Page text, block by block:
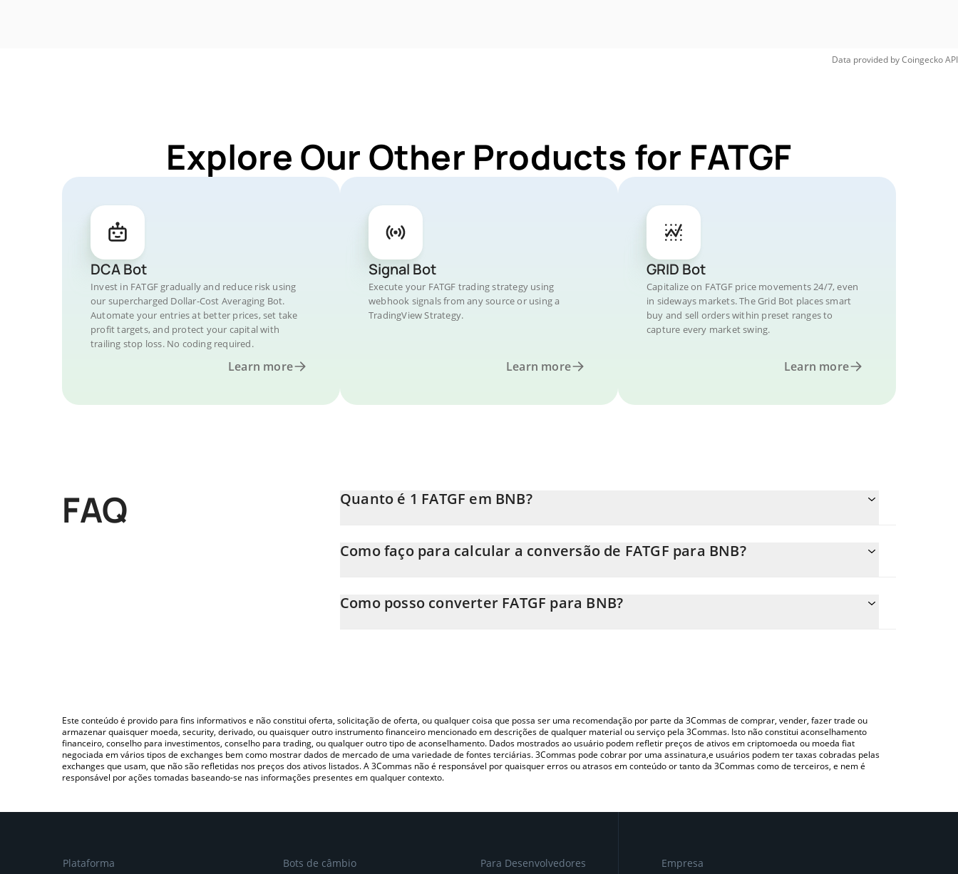
Data provided byCoingeckoAPI
Explore Our Other Products for FATGF
DCA Bot
Invest in FATGF gradually and reduce risk using
our supercharged Dollar-Cost Averaging Bot.
Automate your entries at better prices, set take
profit targets, and protect your capital with
trailing stop loss. No coding required.
Learn more
Signal Bot
Execute your FATGF trading strategy using
webhook signals from any source or using a
TradingView Strategy.
Learn more
GRID Bot
Capitalize on FATGF price movements 24/7, even
in sideways markets. The Grid Bot places smart
buy and sell orders within preset ranges to
capture every market swing.
Learn more
FAQ Quanto é 1 FATGF em BNB?
Neste momento, 1 FATGF equivale a 1.10597e-7 BNB
Como faço para calcular a conversão de FATGF para BNB?
inserindo a quantidade de FATGF no campo correspondente e converterá automaticamente o valor em BNB (BNB).
Como posso converter FATGF para BNB?
Este conteúdo é provido para fins informativos e não constitui oferta, solicitação de oferta, ou qualquer coisa que possa ser uma recomendação por parte da 3Commas de comprar, vender, fazer trade ou
armazenar quaisquer moeda, security, derivado, ou quaisquer outro instrumento financeiro mencionado em descrições de qualquer material ou serviço pela 3Commas. Isto não constitui aconselhamento
financeiro, conselho para investimentos, conselho para trading, ou qualquer outro tipo de aconselhamento. Dados mostrados ao usuário podem refletir preços de ativos em criptomoeda ou moeda fiat
negociada em vários tipos de exchanges bem como mostrar dados de mercado de uma variedade de fontes terciárias. 3Commas pode cobrar por uma assinatura,e usuários podem ter taxas cobradas pelas
exchanges que usam, que não são refletidas nos preços dos ativos listados. A 3Commas não é responsável por quaisquer erros ou atrasos em conteúdo or tanto da 3Commas como de terceiros, e nem é
responsável por ações tomadas baseando-se nas informações presentes em qualquer contexto.
Plataforma Bots de câmbio Para Desenvolvedores Empresa